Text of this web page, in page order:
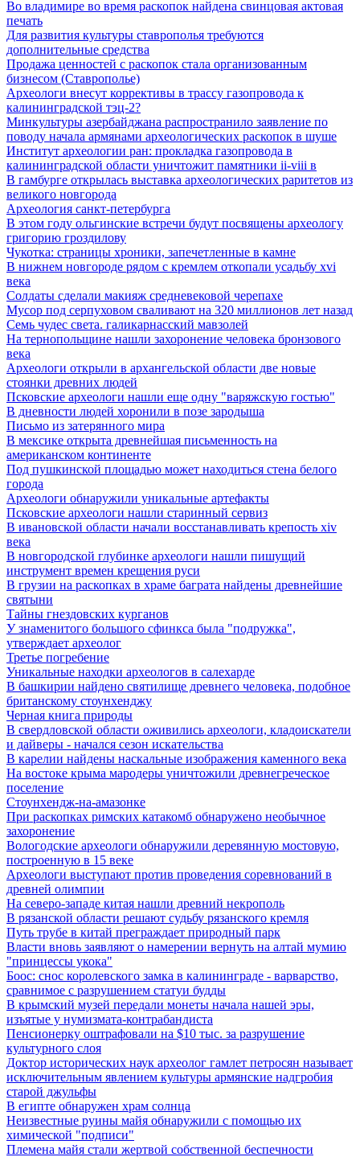
Во владимире во время раскопок найдена свинцовая актовая
печать
Для развития культуры ставрополья требуются
дополнительные средства
Продажа ценностей с раскопок стала организованным
бизнесом (Ставрополье)
Археологи внесут коррективы в трассу газопровода к
калининградской тэц-2?
Минкультуры азеpбайджана распространило заявление по
поводу начала аpмянами археологических раскопок в шуше
Институт археологии ран: прокладка газопровода в
калининградской области уничтожит памятники ii-viii в
В гамбурге открылась выставка археологических раритетов из
великого новгорода
Археология санкт-петербурга
В этом году ольгинские встречи будут посвящены археологу
григорию гроздилову
Чукотка: страницы хроники, запечетленные в камне
В нижнем новгороде рядом с кремлем откопали усадьбу xvi
века
Солдаты сделали макияж средневековой черепахе
Мусор под cерпуховом сваливают на 320 миллионов лет назад
Семь чудес света. галикарнасский мавзолей
На тернопольщине нашли захоронение человека бронзового
века
Археологи открыли в архангельской области две новые
стоянки древних людей
Псковские археологи нашли еще одну "варяжскую гостью"
В дневности людей хоронили в позе зародыша
Письмо из затерянного мира
В мексике открыта древнейшая письменность на
американском континенте
Под пушкинской площадью может находиться стена белого
города
Археологи обнаружили уникальные артефакты
Псковские археологи нашли старинный сервиз
В ивановской области начали восстанавливать крепость xiv
века
В новгородской глубинке археологи нашли пишущий
инструмент времен крещения руси
В грузии на раскопках в храме баграта найдены древнейшие
святыни
Тайны гнездовских курганов
У знаменитого большого сфинкса была "подружка",
утверждает археолог
Третье погребение
Уникальные находки археологов в салехарде
В башкирии найдено святилище древнего человека, подобное
британскому стоунхенджу
Черная книга природы
В свердловской области оживились археологи, кладоискатели
и дайверы - начался сезон искательства
В карелии найдены наскальные изображения каменного века
На востоке крыма мародеры уничтожили древнегреческое
поселение
Стоунхендж-на-амазонке
При раскопках римских катакомб обнаружено необычное
захоронение
Вологодские археологи обнаружили деревянную мостовую,
построенную в 15 веке
Археологи выступают против проведения соревнований в
древней олимпии
На северо-западе китая нашли древний некрополь
В рязанской области решают судьбу рязанского кремля
Путь трубе в китай преграждает природный парк
Власти вновь заявляют о намерении вернуть на алтай мумию
"принцессы укока"
Боос: снос королевского замка в калининграде - варварство,
сравнимое с разрушением статуи будды
В крымский музей передали монеты начала нашей эры,
изъятые у нумизмата-контрабандиста
Пенсионерку оштрафовали на $10 тыс. за разрушение
культурного слоя
Доктор исторических наук археолог гамлет петросян называет
исключительным явлением культуры армянские надгробия
старой джульфы
В египте обнаружен храм солнца
Неизвестные руины майя обнаружили с помощью их
химической "подписи"
Племена майя стали жертвой собственной беспечности